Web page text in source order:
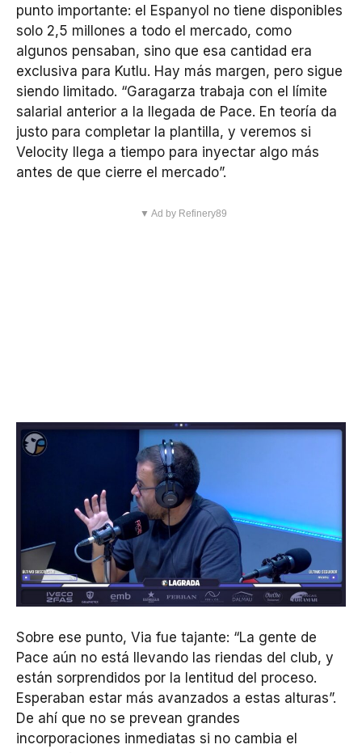
punto importante: el Espanyol no tiene disponibles
solo 2,5 millones a todo el mercado, como
algunos pensaban, sino que esa cantidad era
exclusiva para Kutlu. Hay más margen, pero sigue
siendo limitado. “Garagarza trabaja con el límite
salarial anterior a la llegada de Pace. En teoría da
justo para completar la plantilla, y veremos si
Velocity llega a tiempo para inyectar algo más
antes de que cierre el mercado”.
▼ Ad by Refinery89
Sobre ese punto, Via fue tajante: “La gente de
Pace aún no está llevando las riendas del club, y
están sorprendidos por la lentitud del proceso.
Esperaban estar más avanzados a estas alturas”.
De ahí que no se prevean grandes
incorporaciones inmediatas si no cambia el